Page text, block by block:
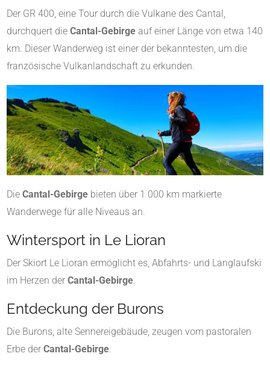
Der GR 400, eine Tour durch die Vulkane des Cantal,
durchquert die Cantal-Gebirge auf einer Länge von etwa 140
km. Dieser Wanderweg ist einer der bekanntesten, um die
französische Vulkanlandschaft zu erkunden.
Die Cantal-Gebirge bieten über 1 000 km markierte
Wanderwege für alle Niveaus an.
Wintersport in Le Lioran
Der Skiort Le Lioran ermöglicht es, Abfahrts- und Langlaufski
im Herzen der Cantal-Gebirge.
Entdeckung der Burons
Die Burons, alte Sennereigebäude, zeugen vom pastoralen
Erbe der Cantal-Gebirge.